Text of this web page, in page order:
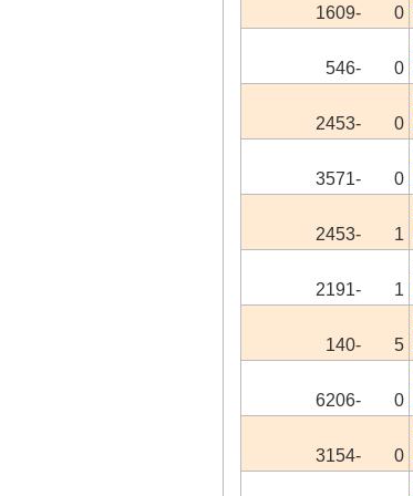
1609- 0
546- 0
2453- 0
3571- 0
2453- 1
2191- 1
140- 5
6206- 0
3154- 0